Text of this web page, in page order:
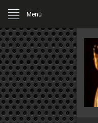
Menü